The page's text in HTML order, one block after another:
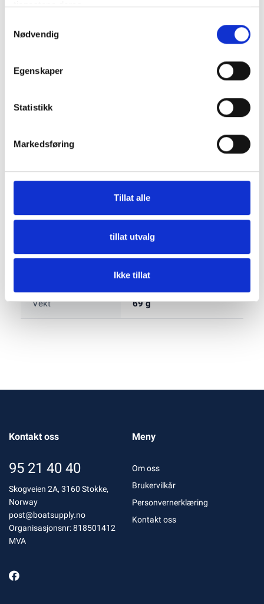
tjenestene deres.
Nødvendig
Egenskaper
Statistikk
Markedsføring
Tillat alle
tillat utvalg
Ikke tillat
Del produktet
Produktet mangler beskrivelse
Spesifikasjon
70x70x60 mm
Vekt 69 g
Kontakt oss
95 21 40 40
Skogveien 2A, 3160 Stokke,
Norway
post@boatsupply.no
Organisasjonsnr: 818501412
MVA
Meny
Om oss
Brukervilkår
Personvernerklæring
Kontakt oss